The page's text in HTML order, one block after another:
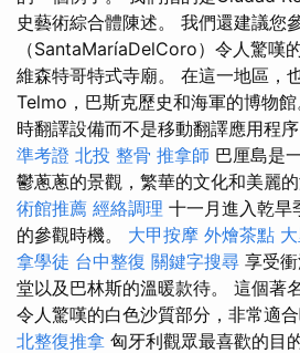
史藝術綜合體陳述。 我們還建議您
（SantaMaríaDelCoro）令人驚嘆
維森特哥特式寺廟。 在這一地區，
Telmo，巴斯克歷史和海軍的博物
時翻譯設備而不是移動翻譯應用程序
準考證 北投 整骨 推拿師 巴厘島是
鬱蔥蔥的景觀，繁華的文化和美麗
術館推薦 經絡調理 十一月進入乾旱
的參觀時機。 大甲按摩 外燴茶點
拿學徒 台中整復 關鍵字搜尋 享受
堂以及巴林斯的溫暖款待。 這個著
令人驚嘆的白色沙質部分，非常適
北整復推拿 匈牙利觀眾最喜歡的目